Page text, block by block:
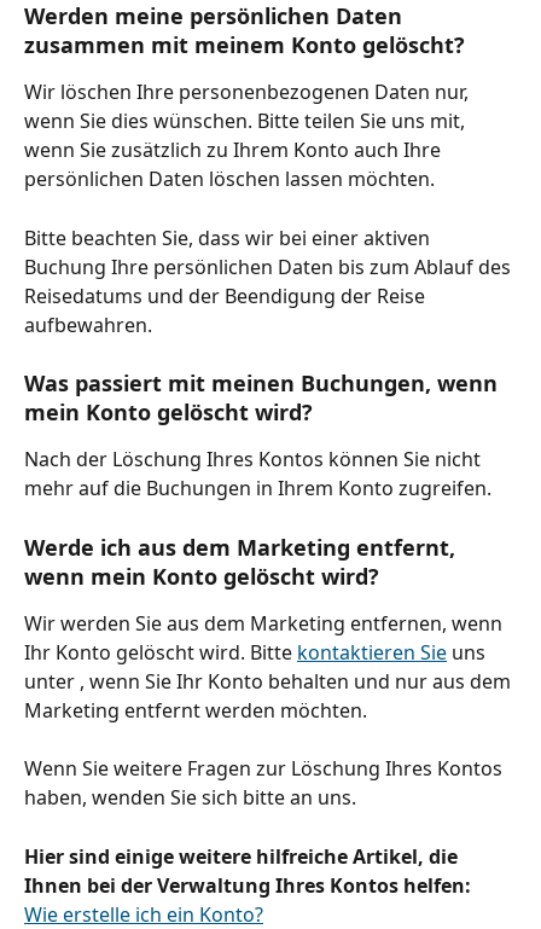
Werden meine persönlichen Daten
zusammen mit meinem Konto gelöscht?
Wir löschen Ihre personenbezogenen Daten nur,
wenn Sie dies wünschen. Bitte teilen Sie uns mit,
wenn Sie zusätzlich zu Ihrem Konto auch Ihre
persönlichen Daten löschen lassen möchten.
Bitte beachten Sie, dass wir bei einer aktiven
Buchung Ihre persönlichen Daten bis zum Ablauf des
Reisedatums und der Beendigung der Reise
aufbewahren.
Was passiert mit meinen Buchungen, wenn
mein Konto gelöscht wird?
Nach der Löschung Ihres Kontos können Sie nicht
mehr auf die Buchungen in Ihrem Konto zugreifen.
Werde ich aus dem Marketing entfernt,
wenn mein Konto gelöscht wird?
Wir werden Sie aus dem Marketing entfernen, wenn
Ihr Konto gelöscht wird. Bitte kontaktieren Sie uns
unter , wenn Sie Ihr Konto behalten und nur aus dem
Marketing entfernt werden möchten.
Wenn Sie weitere Fragen zur Löschung Ihres Kontos
haben, wenden Sie sich bitte an uns.
Hier sind einige weitere hilfreiche Artikel, die
Ihnen bei der Verwaltung Ihres Kontos helfen:
Wie erstelle ich ein Konto?